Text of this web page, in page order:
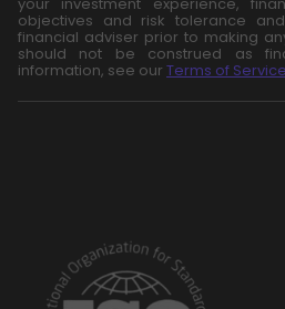
objectives and risk tolerance
financial adviser prior to making
should not be construed as
information, see our Terms of Service